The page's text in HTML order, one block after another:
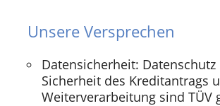
Unsere Versprechen
Datensicherheit: Datenschutz
Sicherheit des Kreditantrags
Weiterverarbeitung sind TÜV